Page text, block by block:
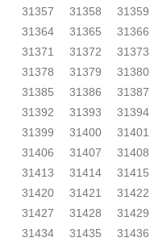
31357
31358 31359
31364
31365 31366
31371
31372 31373
31378
31379 31380
31385
31386 31387
31392
31393 31394
31399
31400 31401
31406
31407 31408
31413
31414 31415
31420
31421 31422
31427
31428 31429
31434
31435 31436